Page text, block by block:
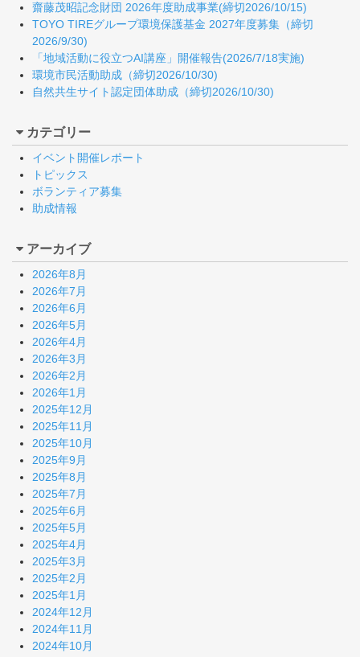
齋藤茂昭記念財団 2026年度助成事業(締切2026/10/15)
TOYO TIREグループ環境保護基金 2027年度募集（締切
2026/9/30)
「地域活動に役立つAI講座」開催報告(2026/7/18実施)
環境市民活動助成（締切2026/10/30)
自然共生サイト認定団体助成（締切2026/10/30)
カテゴリー
イベント開催レポート
トピックス
ボランティア募集
助成情報
アーカイブ
2026年8月
2026年7月
2026年6月
2026年5月
2026年4月
2026年3月
2026年2月
2026年1月
2025年12月
2025年11月
2025年10月
2025年9月
2025年8月
2025年7月
2025年6月
2025年5月
2025年4月
2025年3月
2025年2月
2025年1月
2024年12月
2024年11月
2024年10月